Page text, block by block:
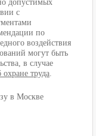
допустимых
с
по
воздействия
могут быть
в случае
охране труда
в Москве